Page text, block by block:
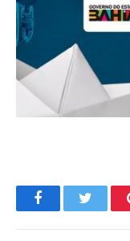
FacebookTwitter